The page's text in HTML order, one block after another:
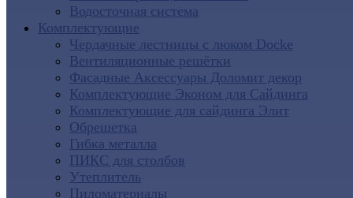
Водосточная система
Комплектующие
Чердачные лестницы с люком Docke
Вентиляционные решётки
Фасадные Аксессуары Доломит декор
Комплектующие Эконом для Сайдинга
Комплектующие для cайдинга Элит
Обрешетка
Гибка металла
ПИКС для столбов
Утеплитель
Пиломатериалы